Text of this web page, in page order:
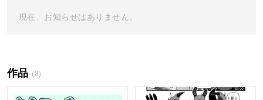
現在、お知らせはありません。
作品 (3)